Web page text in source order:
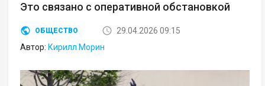
Это связано с оперативной обстановкой
ОБЩЕСТВО
29.04.2026 09:15
Автор: Кирилл Морин